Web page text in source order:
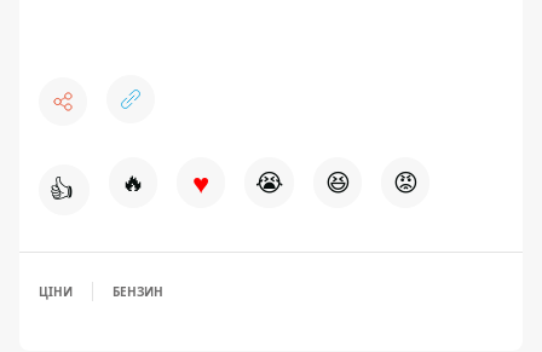
👍 🔥 ♥ 😭 😆 😡
ЦІНИ БЕНЗИН